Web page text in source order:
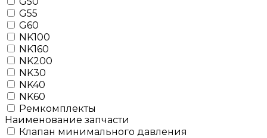
G55
G60
NK100
NK160
NK200
NK30
NK40
NK60
Ремкомплекты
Наименование запчасти
Клапан минимального давления